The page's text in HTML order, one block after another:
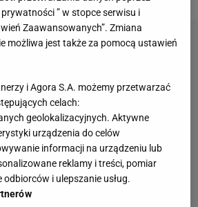
” w stopce serwisu i
Zaawansowanych”. Zmiana
możliwa jest także za pomocą ustawień
i Agora S.A. możemy przetwarzać
celach:
geolokalizacyjnych. Aktywne
urządzenia do celów
informacji na urządzeniu lub
reklamy i treści, pomiar
odbiorców i ulepszanie usług.